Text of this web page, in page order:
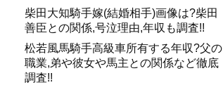
柴田大知騎手嫁(結婚相手)画像は?柴田
善臣との関係,号泣理由,年収も調査!!
松若風馬騎手高級車所有する年収?父の
職業,弟や彼女や馬主との関係など徹底
調査!!